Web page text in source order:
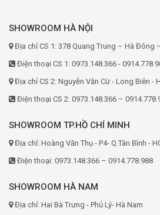
SHOWROOM HÀ NỘI
Địa chỉ CS 1: 378 Quang Trung – Hà Đông
Điện thoại CS 1: 0973.148.366 -
Địa chỉ CS 2: Nguyễn Văn Cừ - Long Biên -
Điện thoại CS 2: 0973.148.366 –
SHOWROOM TP.HỒ CHÍ MINH
Địa chỉ: Hoàng Văn Thụ - P4- Q.Tân Bình -
Điện thoại: 0973.148.366 – 0914.778.988
SHOWROOM HÀ NAM
Địa chỉ: Hai Bà Trưng - Phủ Lý- Hà Nam